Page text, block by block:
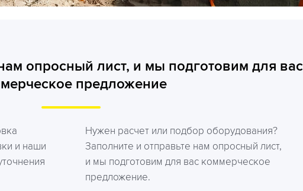
опросный лист, и мы подготовим для вас
предложение
и наши
Нужен расчет или подбор оборудования?
Заполните и отправьте нам опросный лист,
и мы подготовим для вас коммерческое
предложение.